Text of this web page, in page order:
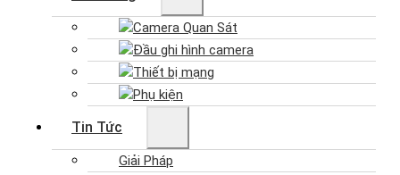
Camera Quan Sát
Đầu ghi hình camera
Thiết bị mạng
Phụ kiện
Tin Tức
Giải Pháp